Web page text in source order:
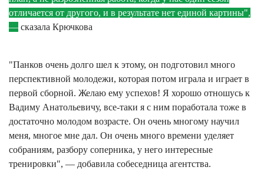
отличается от другого, и в результате нет единой картины",
— сказала Крючкова
"Панков очень долго шел к этому, он подготовил много
перспективной молодежи, которая потом играла и играет в
первой сборной. Желаю ему успехов! Я хорошо отношусь к
Вадиму Анатольевичу, все-таки я с ним поработала тоже в
достаточно молодом возрасте. Он очень многому научил
меня, многое мне дал. Он очень много времени уделяет
собраниям, разбору соперника, у него интересные
тренировки", — добавила собеседница агентства.